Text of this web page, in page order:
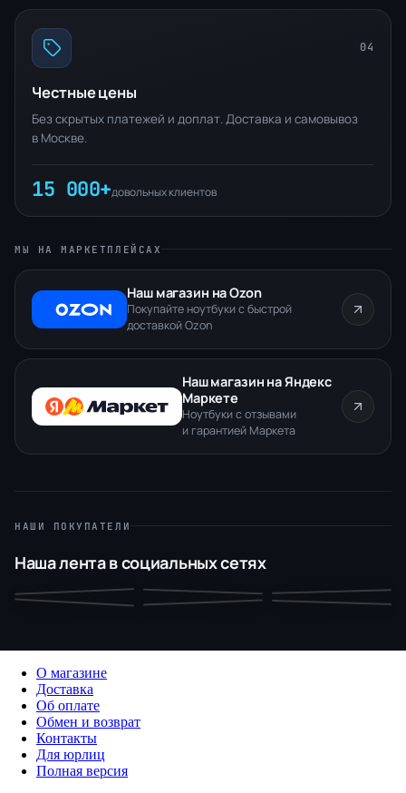
04
Честные цены
Без скрытых платежей и доплат. Доставка и самовывоз
в Москве.
15 000+довольных клиентов
МЫ НА МАРКЕТПЛЕЙСАХ
Наш магазин на Ozon
Покупайте ноутбуки с быстрой
доставкой Ozon
Наш магазин на Яндекс
Маркете
Ноутбуки с отзывами
и гарантией Маркета
НАШИ ПОКУПАТЕЛИ
Наша лента в социальных сетях
О магазине
Доставка
Об оплате
Обмен и возврат
Контакты
Для юрлиц
Полная версия